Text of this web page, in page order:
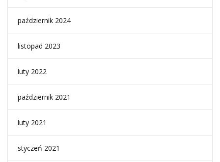
październik 2024
listopad 2023
luty 2022
październik 2021
luty 2021
styczeń 2021